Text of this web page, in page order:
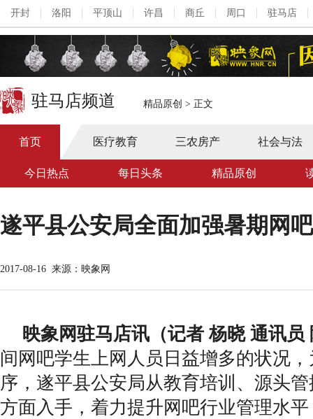
开封 洛阳 平顶山 许昌 商丘 周口 驻马店
驻马店频道 精品原创 > 正文
首页 医疗教育 三农房产 社会与法
今日热点 每日头条 精品原创
遂平县公安局全面加强暑期网
2017-08-16 来源：映象网
映象网驻马店讯（记者 杨晓 通讯员
间网吧学生上网人员日益增多的状况
序，遂平县公安局从教育培训、源头
方面入手，着力提升网吧行业管理水